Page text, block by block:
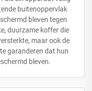
buitenoppervlak
bleven tegen
duurzame koffer die
maar ook de
garanderen dat hun
bleven.